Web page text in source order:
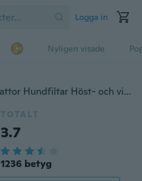
Logga in
Nyligen visade
Djurfiltar Praktiska kennelmattor Hundfiltar Höst- och vintervärmefiltar Tjocka korallfleece
TOTALT
3.7
1236 betyg